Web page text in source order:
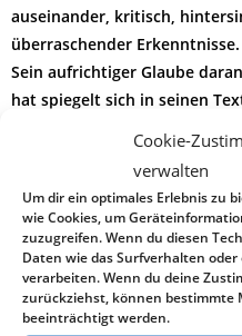
Cookie-
verwalten
Um dir ein optimales Erlebnis zu
wie Cookies, um
zuzugreifen. Wenn du diesen
Daten wie das Surfverhalten
verarbeiten. Wenn du deine
zurückziehst, können bestimmte
beeinträchtigt werden.
auseinander, kritisch,
überraschender Erkenntnisse.
Sein aufrichtiger Glaube
hat spiegelt sich in seinen